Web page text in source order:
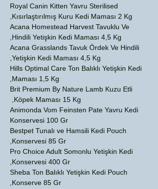
Royal Canin Kitten Yavru Sterilised
Kısırlaştırılmış Kuru Kedi Maması 2 Kg,
Acana Homestead Harvest Tavuklu Ve
Hindili Yetişkin Kedi Maması 4,5 Kg,
Acana Grasslands Tavuk Ördek Ve Hindili
Yetişkin Kedi Maması 4,5 Kg,
Hills Optimal Care Ton Balıklı Yetişkin Kedi
Maması 1,5 Kg,
Brit Premium By Nature Lamb Kuzu Etli
Köpek Maması 15 Kg,
Animonda Vom Feinsten Pate Yavru Kedi
Konservesi 100 Gr
Bestpet Tunalı ve Hamsili Kedi Pouch
Konservesi 85 Gr,
Pro Choice Adult Somonlu Yetişkin Kedi
Konservesi 400 Gr,
Sheba Ton Balıklı Yetişkin Kedi Pouch
Konserve 85 Gr,